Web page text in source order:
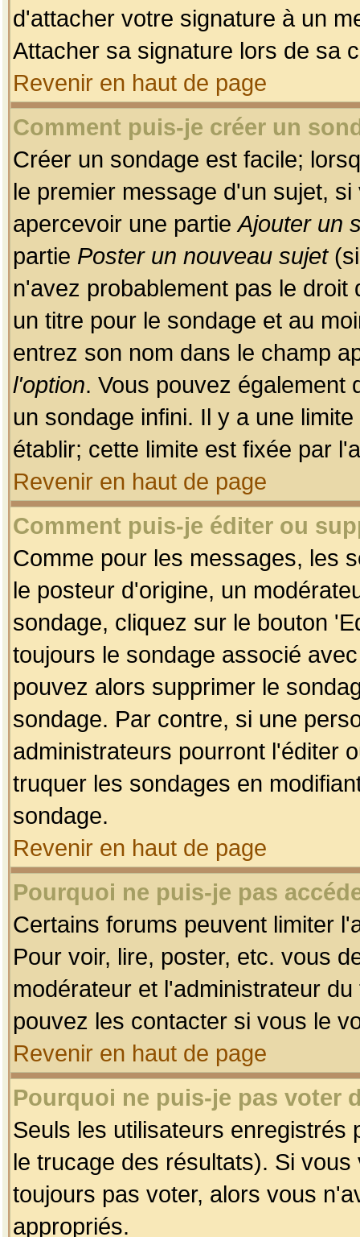
d'attacher votre signature à un
Attacher sa signature lors de sa
Revenir en haut de page
Comment puis-je créer un
Créer un sondage est facile;
le premier message d'un sujet,
apercevoir une partieAjouter un
partie Poster un nouveau sujet(si
n'avez probablement pas le
un titre pour le sondage et au
entrez son nom dans le champ
l'option. Vous pouvez également
un sondage infini. Il y a une
établir; cette limite est fixée par
Revenir en haut de page
Comment puis-je éditer ou
Comme pour les messages, les
le posteur d'origine, un
sondage, cliquez sur le bouton
toujours le sondage associé
pouvez alors supprimer le
sondage. Par contre, si une
administrateurs pourront l'éditer
truquer les sondages en
sondage.
Revenir en haut de page
Pourquoi ne puis-je pas
Certains forums peuvent limiter
Pour voir, lire, poster, etc. vous
modérateur et l'administrateur
pouvez les contacter si vous le
Revenir en haut de page
Pourquoi ne puis-je pas voter
Seuls les utilisateurs enregistrés
le trucage des résultats). Si
toujours pas voter, alors vous
appropriés.